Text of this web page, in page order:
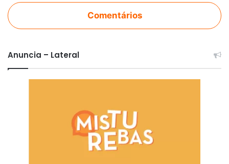
Comentários
Anuncia – Lateral